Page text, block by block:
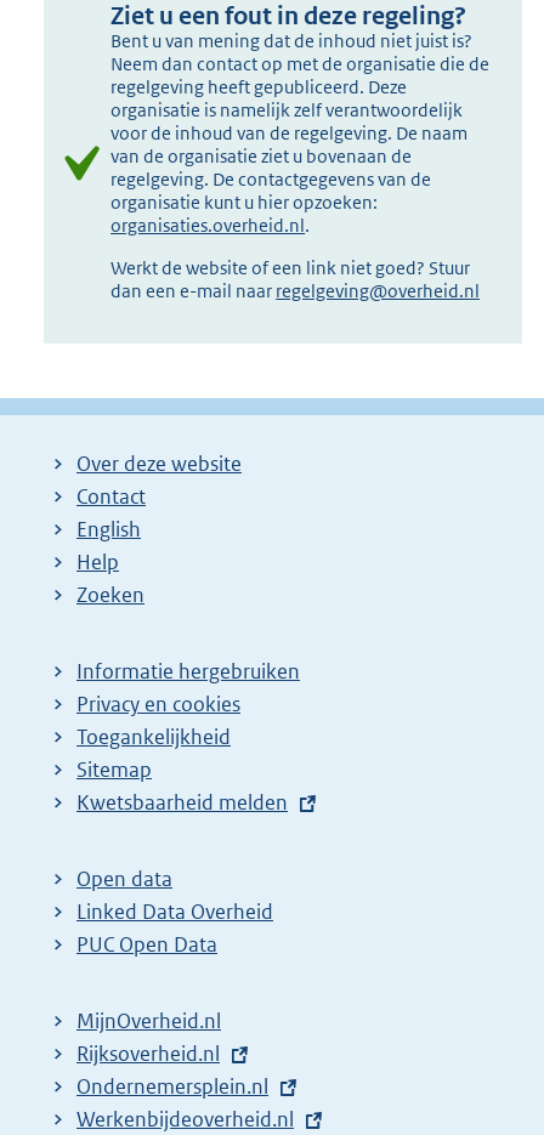
Ziet u een fout in deze regeling?
Bent u van mening dat de inhoud niet juist is?
Neem dan contact op met de organisatie die de
regelgeving heeft gepubliceerd. Deze
organisatie is namelijk zelf verantwoordelijk
voor de inhoud van de regelgeving. De naam
van de organisatie ziet u bovenaan de
regelgeving. De contactgegevens van de
organisatie kunt u hier opzoeken:
organisaties.overheid.nl.
Werkt de website of een link niet goed? Stuur
dan een e-mail naar regelgeving@overheid.nl
Over deze website
Contact
English
Help
Zoeken
Informatie hergebruiken
Privacy en cookies
Toegankelijkheid
Sitemap
E
t
e
r
l
i
n
k
Kwetsbaarheid melden
Open data
Linked Data Overheid
PUC Open Data
MijnOverheid.nl
E
x
t
Rijksoverheid.nl
E
x
Ondernemersplein.nl
E
Werkenbijdeoverheid.nl